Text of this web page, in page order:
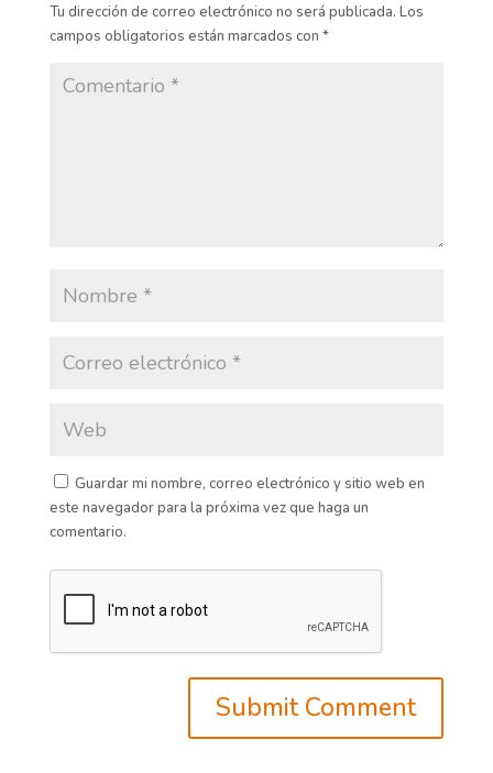
Tu dirección de correo electrónico no será publicada. Los
campos obligatorios están marcados con *
Guardar mi nombre, correo electrónico y sitio web en
este navegador para la próxima vez que haga un
comentario.